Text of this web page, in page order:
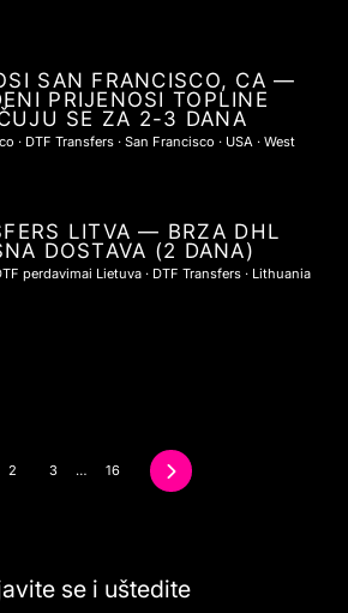
SAN FRANCISCO, CA —
PRIJENOSI TOPLINE
SE ZA 2-3 DANA
· DTF Transfers · San Francisco · USA · West
LITVA — BRZA DHL
DOSTAVA (2 DANA)
perdavimai Lietuva · DTF Transfers · Lithuania
2 3 … 16 Sljedeći
se i uštedite